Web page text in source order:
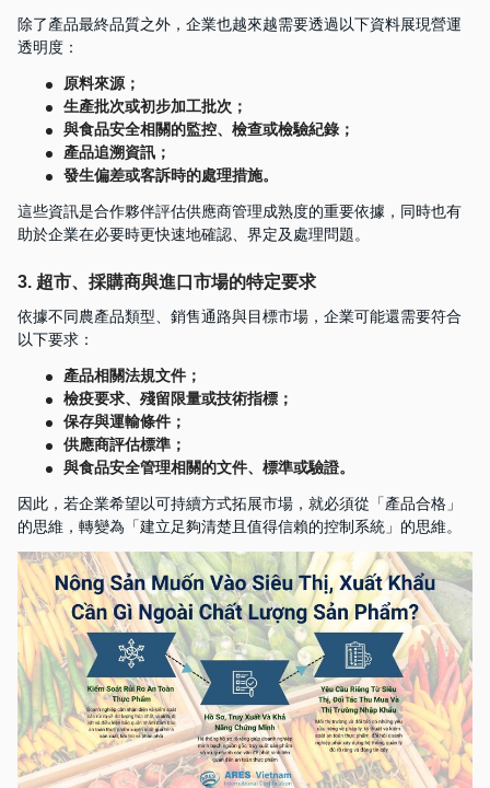
除了產品最終品質之外，企業也越來越需要透過以下資料展現營運
透明度：
原料來源；
生產批次或初步加工批次；
與食品安全相關的監控、檢查或檢驗紀錄；
產品追溯資訊；
發生偏差或客訴時的處理措施。
這些資訊是合作夥伴評估供應商管理成熟度的重要依據，同時也有
助於企業在必要時更快速地確認、界定及處理問題。
3. 超市、採購商與進口市場的特定要求
依據不同農產品類型、銷售通路與目標市場，企業可能還需要符合
以下要求：
產品相關法規文件；
檢疫要求、殘留限量或技術指標；
保存與運輸條件；
供應商評估標準；
與食品安全管理相關的文件、標準或驗證。
因此，若企業希望以可持續方式拓展市場，就必須從「產品合格」
的思維，轉變為「建立足夠清楚且值得信賴的控制系統」的思維。